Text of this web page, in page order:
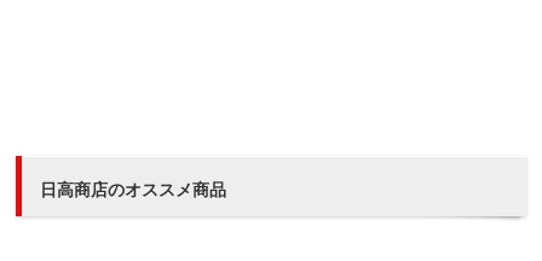
日高商店のオススメ商品